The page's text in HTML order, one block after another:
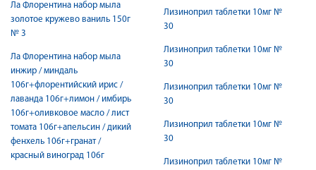
Ла Флорентина набор мыла
золотое кружево ваниль 150г
№ 3
Ла Флорентина набор мыла
инжир / миндаль
106г+флорентийский ирис /
лаванда 106г+лимон / имбирь
106г+оливковое масло / лист
томата 106г+апельсин / дикий
фенхель 106г+гранат /
красный виноград 106г
Лизиноприл таблетки 10мг №
30
Лизиноприл таблетки 10мг №
30
Лизиноприл таблетки 10мг №
30
Лизиноприл таблетки 10мг №
30
Лизиноприл таблетки 10мг №